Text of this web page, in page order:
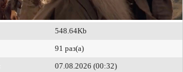
548.64Kb
91 раз(а)
07.08.2026 (00:32)